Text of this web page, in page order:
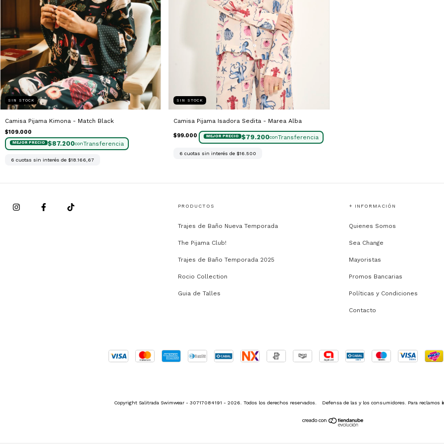
SIN STOCK
Camisa Pijama Kimona - Match Black
$109.000
$87.200con
6 cuotas sin interés de $18.166,67
SIN STOCK
Camisa Pijama Isadora Sedita - Marea Alba
$99.000 $79.200con
6 cuotas sin interés de $16.500
PRODUCTOS
Trajes de Baño Nueva Temporada
The Pijama Club!
Trajes de Baño Temporada 2025
Rocio Collection
Guia de Talles
+ INFORMACIÓN
Quienes Somos
Sea Change
Mayoristas
Promos Bancarias
Políticas y Condiciones
Contacto
Copyright Salitrada Swimwear - 30717084191 - 2026. Todos los derechos reservados. Defensa de las y los consumidores. Para reclamos